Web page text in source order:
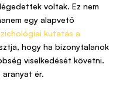
voltak. Ez nem
egy alapvető
kutatás a
hogy ha bizonytalanok
viselkedését követni.
aranyat ér.